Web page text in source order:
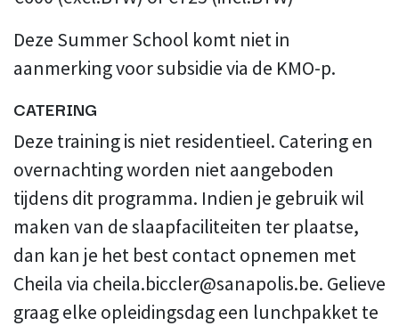
Deze Summer School komt niet in
aanmerking voor subsidie via de KMO-p.
​CATERING
Deze training is niet residentieel. Catering en
overnachting worden niet aangeboden
tijdens dit programma. Indien je gebruik wil
maken van de slaapfaciliteiten ter plaatse,
dan kan je het best contact opnemen met
Cheila via cheila.biccler@sanapolis.be. Gelieve
graag elke opleidingsdag een lunchpakket te